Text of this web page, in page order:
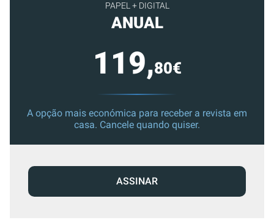
PAPEL + DIGITAL
ANUAL
119,80€
A opção mais económica para receber a revista em
casa. Cancele quando quiser.
ASSINAR